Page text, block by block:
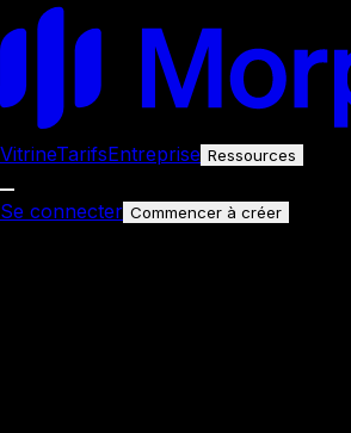
VitrineTarifsEntreprise Ressources
Se connecter Commencer à créer